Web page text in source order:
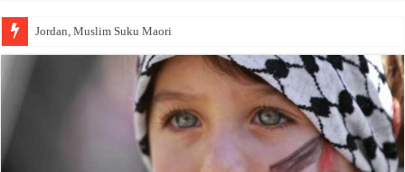
Jordan, Muslim Suku Maori